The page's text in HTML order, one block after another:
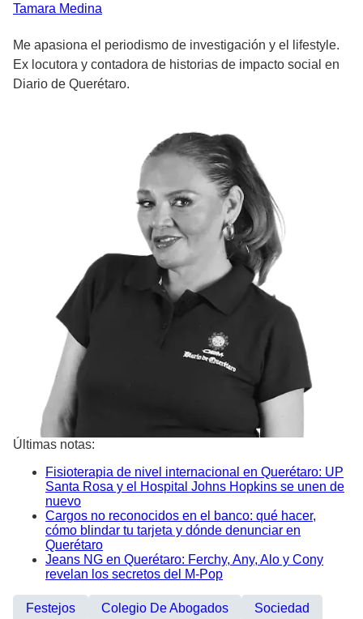
Tamara Medina
Me apasiona el periodismo de investigación y el lifestyle.
Ex locutora y contadora de historias de impacto social en
Diario de Querétaro.
Últimas notas:
Fisioterapia de nivel internacional en Querétaro: UP
Santa Rosa y el Hospital Johns Hopkins se unen de
nuevo
Cargos no reconocidos en el banco: qué hacer,
cómo blindar tu tarjeta y dónde denunciar en
Querétaro
Jeans NG en Querétaro: Ferchy, Any, Alo y Cony
revelan los secretos del M-Pop
Festejos Colegio De Abogados Sociedad